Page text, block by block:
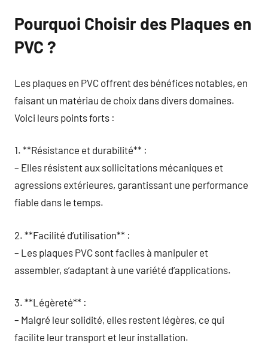
Pourquoi Choisir des Plaques en
PVC ?
Les plaques en PVC offrent des bénéfices notables, en
faisant un matériau de choix dans divers domaines.
Voici leurs points forts :
1. **Résistance et durabilité** :
– Elles résistent aux sollicitations mécaniques et
agressions extérieures, garantissant une performance
fiable dans le temps.
2. **Facilité d’utilisation** :
– Les plaques PVC sont faciles à manipuler et
assembler, s’adaptant à une variété d’applications.
3. **Légèreté** :
– Malgré leur solidité, elles restent légères, ce qui
facilite leur transport et leur installation.